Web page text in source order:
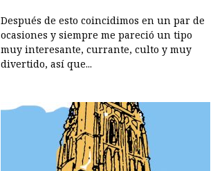
Después de esto coincidimos en un par de
ocasiones y siempre me pareció un tipo
muy interesante, currante, culto y muy
divertido, así que...